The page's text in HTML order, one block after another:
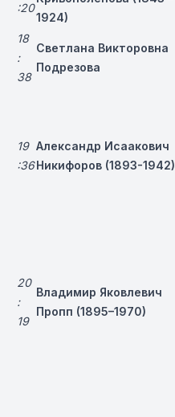
:20
1924)
18
:
38
Светлана Викторовна
Подрезова
19
:36
Александр Исаакович
Никифоров (1893-1942)
20
:
19
Владимир Яковлевич
Пропп (1895–1970)